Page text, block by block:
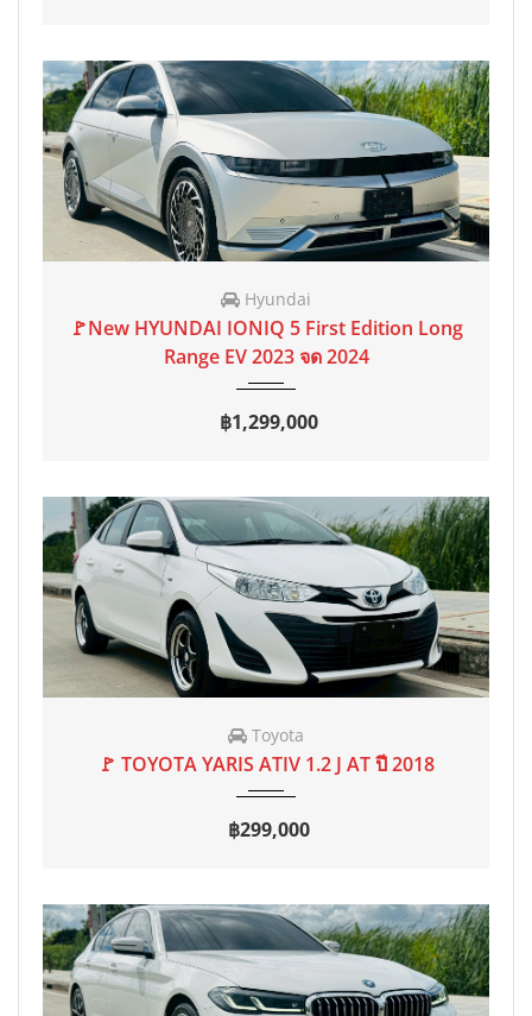
2023 จด 2024 AT
Hyundai
🚩New HYUNDAI IONIQ 5 First Edition Long
Range EV 2023 จด 2024
฿1,299,000
Toyota
🚩 TOYOTA YARIS ATIV 1.2 J AT ปี 2018
฿299,000